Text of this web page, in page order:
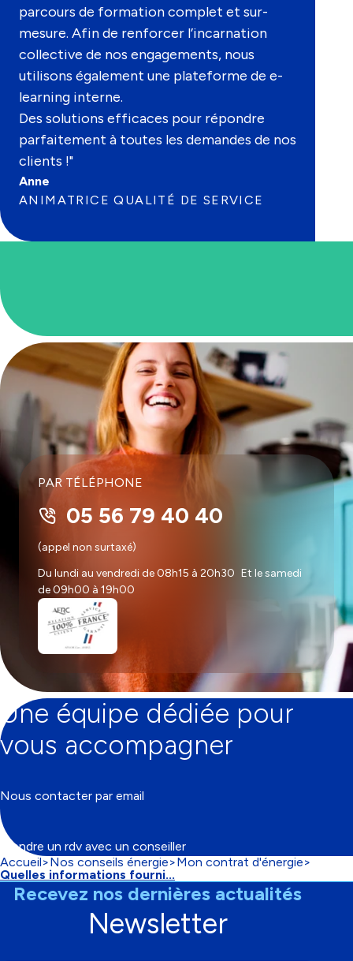
parcours de formation complet et sur-
mesure. Afin de renforcer l’incarnation
collective de nos engagements, nous
utilisons également une plateforme de e-
learning interne.
Des solutions efficaces pour répondre
parfaitement à toutes les demandes de nos
clients !"
Anne
ANIMATRICE QUALITÉ DE SERVICE
PAR TÉLÉPHONE
05 56 79 40 40
(appel non surtaxé)
Du lundi au vendredi de 08h15 à 20h30 Et le samedi
de 09h00 à 19h00
Une équipe dédiée pour
vous accompagner
Nous contacter par email
Prendre un rdv avec un conseiller
Fil
d'Ariane
Accueil Nos conseils énergie
Mon contrat d'énergie
Quelles informations fourni...
Recevez nos dernières actualités
Newsletter